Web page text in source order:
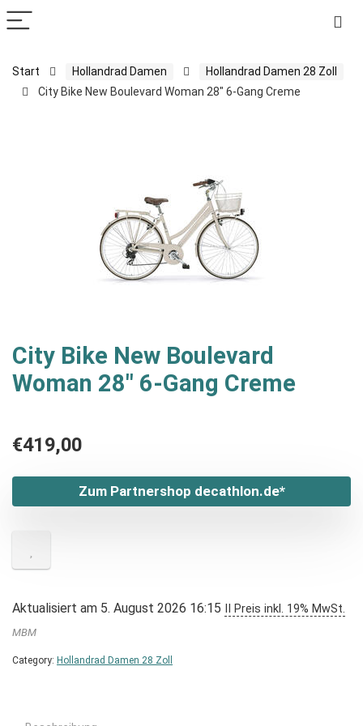
Start Hollandrad Damen
Hollandrad Damen 28 Zoll
City Bike New Boulevard Woman 28″ 6-Gang Creme
City Bike New Boulevard
Woman 28″ 6-Gang Creme
€419,00
Zum Partnershop decathlon.de*
Aktualisiert am 5. August 2026 16:15 II Preis inkl. 19% MwSt.
MBM
Category: Hollandrad Damen 28 Zoll